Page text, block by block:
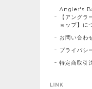
Angler's
【アング
ョップ】に
お問い合わ
プライバシ
特定商取引
LINK